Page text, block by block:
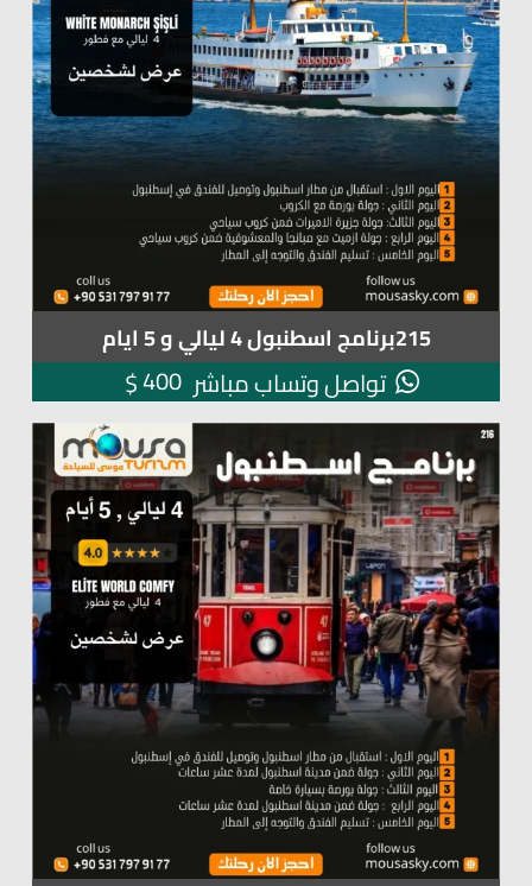
215برنامج اسطنبول 4 ليالي و 5 ايام
تواصل وتساب مباشر $400